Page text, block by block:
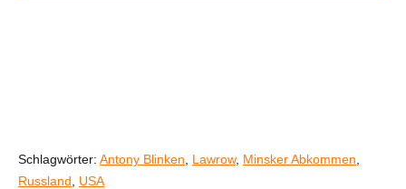
Schlagwörter: Antony Blinken Lawrow, Minsker Abkommen
Russland
USA